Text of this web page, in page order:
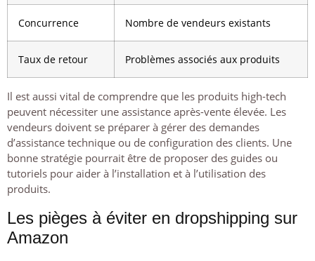
Concurrence Nombre de vendeurs existants
Taux de retour Problèmes associés aux produits
Il est aussi vital de comprendre que les produits high-tech
peuvent nécessiter une assistance après-vente élevée. Les
vendeurs doivent se préparer à gérer des demandes
d’assistance technique ou de configuration des clients. Une
bonne stratégie pourrait être de proposer des guides ou
tutoriels pour aider à l’installation et à l’utilisation des
produits.
Les pièges à éviter en dropshipping sur
Amazon